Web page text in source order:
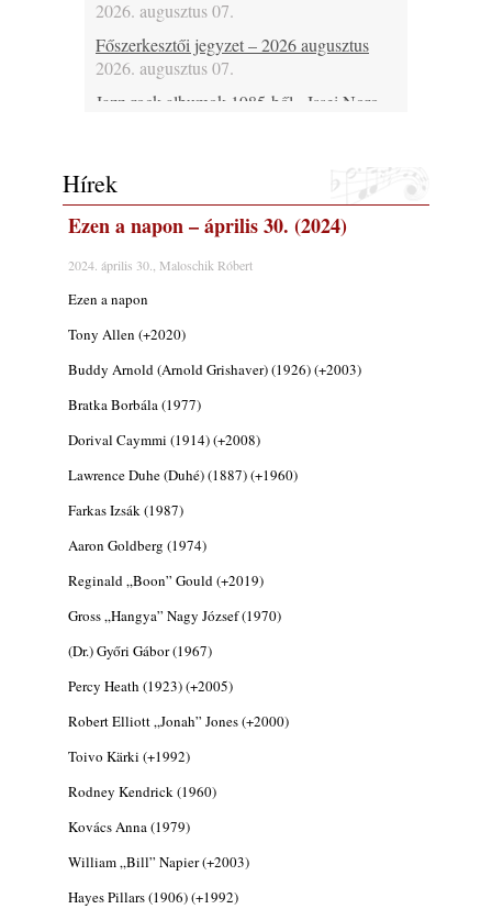
2026. augusztus 07.
Főszerkesztői jegyzet – 2026 augusztus
2026. augusztus 07.
Jazz-rock albumok 1985-ből - Issei Noro
Jazz-rock albumok 1984-ből - John Scofield
„Electric Outlet”
2026. augusztus 06.
X. BOHÉM JAZZFŐVÁROS fesztivál,
színpad, 10 ország zenészei, 40 óra zene és
tánc!
Márton
2026. augusztus 05.
Jazz-rock albumok 1983-ból - John Scofield
2026. augusztus 05.
Jazz-rock albumok 1982-ből - John Scofield
„Shinola”
2026. augusztus 04.
Kikkel beszéltem 2.0 – 5. rész: D
2026. augusztus 04.
Lemezek a hatvanas-hetvenes évekből - 84.
2026. augusztus 04.
10 éve halt meg lapunk főszerkesztő-
helyettese, Csányi Attila
ből - Shakatak „Drivin’ Hard”
2026. augusztus 03.
Hírek
Ezen a napon – április 30. (2024)
2024. április 30., Maloschik Róbert
Ezen a napon
Tony Allen (+2020)
Buddy Arnold (Arnold Grishaver) (1926) (+2003)
Bratka Borbála (1977)
Dorival Caymmi (1914) (+2008)
Lawrence Duhe (Duhé) (1887) (+1960)
Farkas Izsák (1987)
Aaron Goldberg (1974)
Reginald „Boon” Gould (+2019)
Gross „Hangya” Nagy József (1970)
(Dr.) Győri Gábor (1967)
Percy Heath (1923) (+2005)
Robert Elliott „Jonah” Jones (+2000)
Toivo Kärki (+1992)
Rodney Kendrick (1960)
Kovács Anna (1979)
William „Bill” Napier (+2003)
Hayes Pillars (1906) (+1992)